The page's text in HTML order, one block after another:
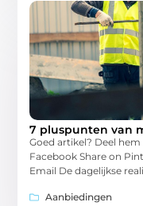
7 pluspunten van
Goed artikel? Deel
Facebook Share on
Email De dagelijkse
Aanbiedingen